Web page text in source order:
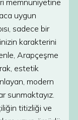
memnuniyetine
uygun
sadece bir
karakterini
Arapçeşme
estetik
modern
sunmaktayız.
titizliği ve